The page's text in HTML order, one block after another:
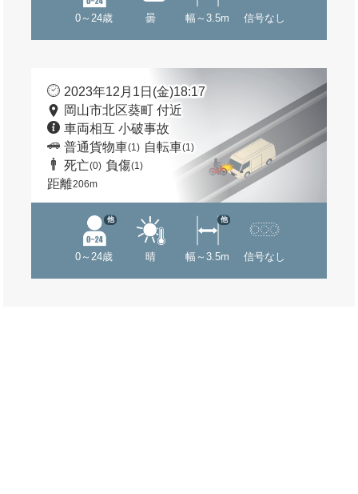
0～24歳 曇 幅～3.5m 信号なし
2023年12月1日(金)18:17
岡山市北区葵町 付近
車両相互 小破事故
普通貨物車(1) 自転車(1)
死亡(0) 負傷(1)
距離206m
0～24歳
他
晴 幅～3.5m
他
信号なし